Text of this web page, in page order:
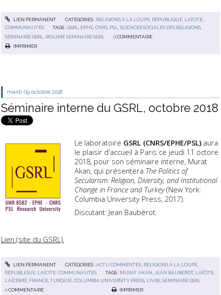
LIEN PERMANENT CATÉGORIES : RELIGIONS À LA LOUPE, RÉPUBLIQUE, LAÏCITÉ,
COMMUNAUTÉS
TAGS :GSRL EPHE ,CNRS PSL ,SCIENCES SOCIALES DES RELIGIONS
SÉMINAIRE GSRL
RÉSUMÉ SÉMINAIRE GSRL 0 COMMENTAIRE
IMPRIMER
mardi 09 octobre 2018
Séminaire interne du GSRL, octobre 2018
Le laboratoire GSRL (CNRS/EPHE/PSL) aura
le plaisir d'accueil à Paris ce jeudi 11 octore
2018, pour son séminaire interne, Murat
Akan, qui présentera The Politics of
Secularism: Religion, Diversity, and Institutional
Change in France and Turkey(New York:
Columbia University Press, 2017).
Discutant: Jean Baubérot.
Lien (site du GSRL).
LIEN PERMANENT CATÉGORIES :ACTU COMMENTÉE, RELIGIONS À LA LOUPE,
RÉPUBLIQUE, LAÏCITÉ, COMMUNAUTÉS
TAGS : MURAT AKAN JEAN BAUBÉROT, LAÏCITÉ
LAÏCISME FRANCE ,TURQUIE ,COLUMBIA UNIVERSITY PRESS LIVRE ,SÉMINAIRE GSRL
0COMMENTAIRE IMPRIMER